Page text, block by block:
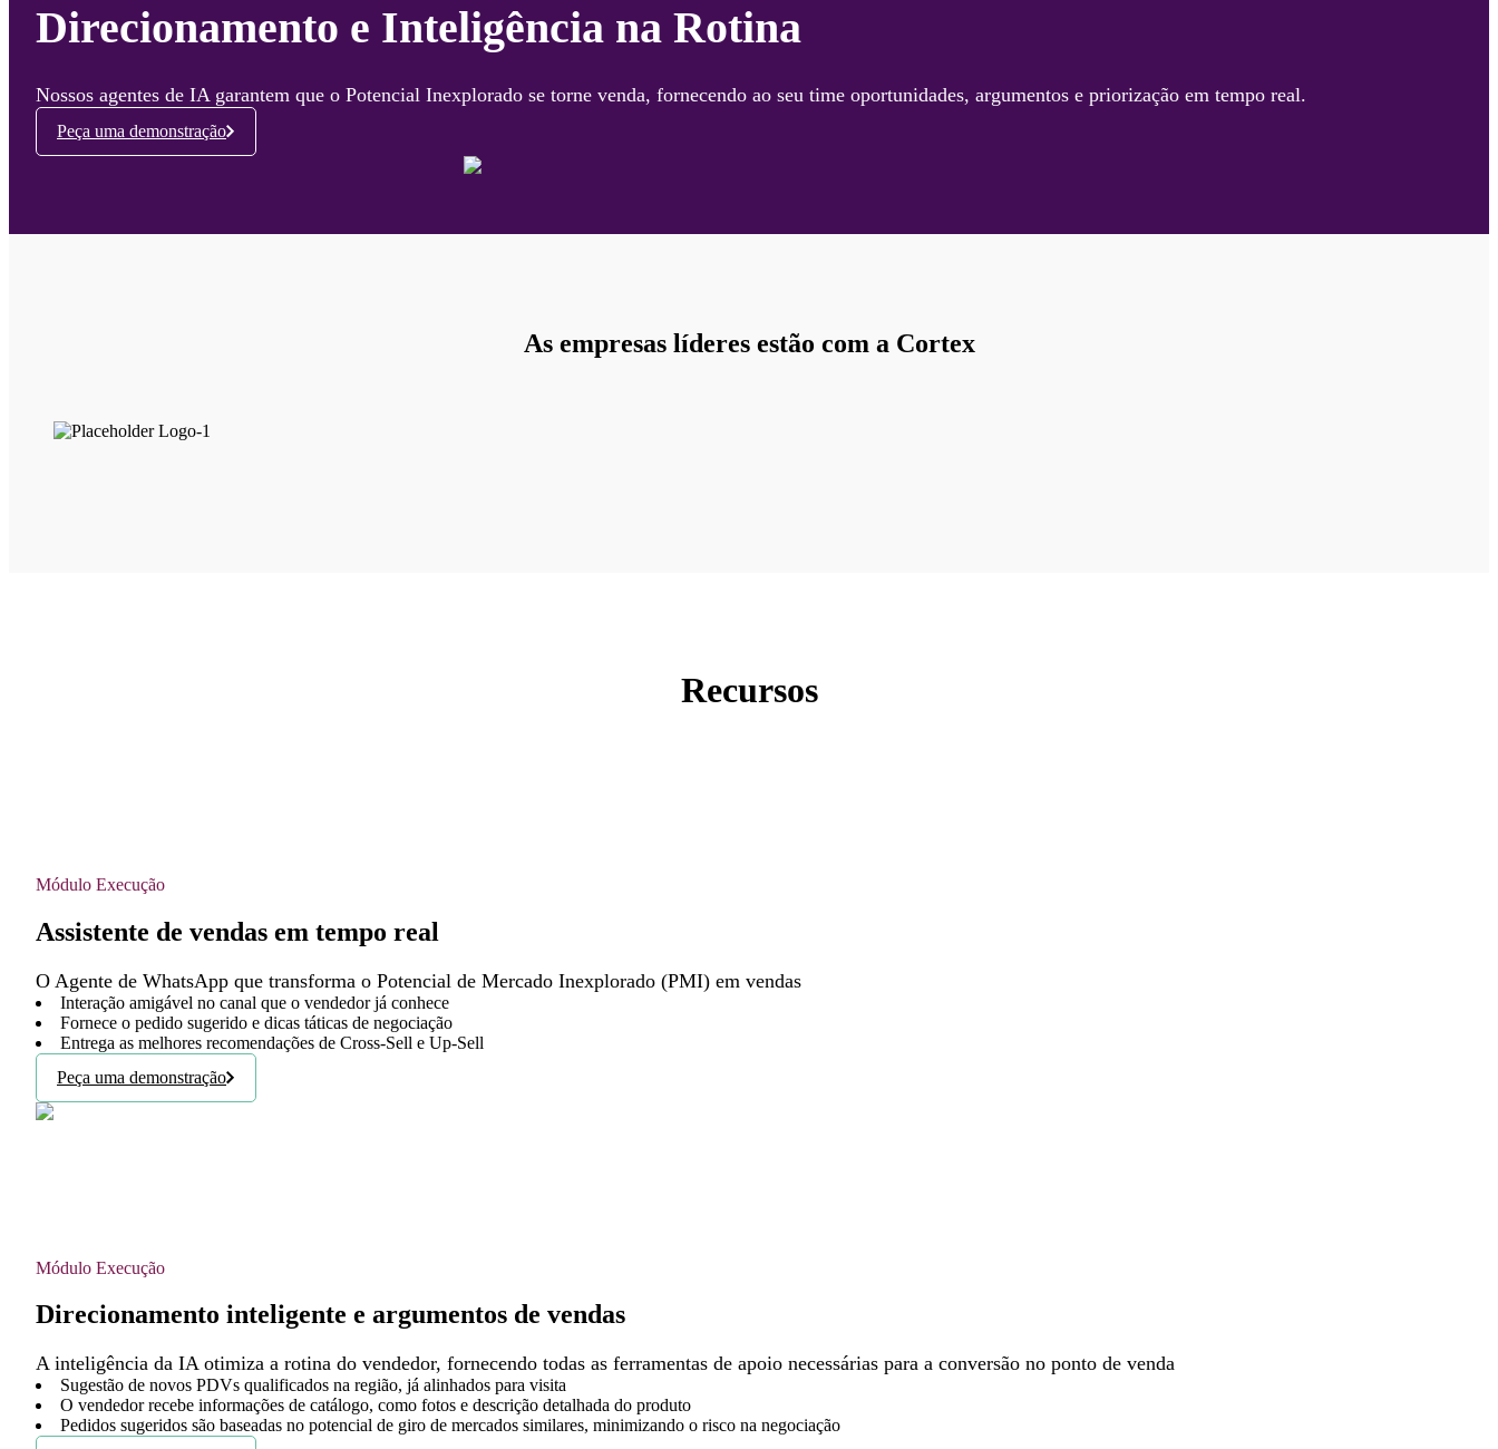
Direcionamento e Inteligência na Rotina
Nossos agentes de IA garantem que o Potencial Inexplorado se torne venda, fornecendo ao seu time oportunidades, argumentos e priorização em tempo real.
Peça uma demonstração
As empresas líderes estão com a Cortex
Recursos
Módulo Execução
Assistente de vendas em tempo real
O Agente de WhatsApp que transforma o Potencial de Mercado Inexplorado (PMI) em vendas
Interação amigável no canal que o vendedor já conhece
Fornece o pedido sugerido e dicas táticas de negociação
Entrega as melhores recomendações de Cross-Sell e Up-Sell
Peça uma demonstração
Módulo Execução
Direcionamento inteligente e argumentos de vendas
A inteligência da IA otimiza a rotina do vendedor, fornecendo todas as ferramentas de apoio necessárias para a conversão no ponto de venda
Sugestão de novos PDVs qualificados na região, já alinhados para visita
O vendedor recebe informações de catálogo, como fotos e descrição detalhada do produto
Pedidos sugeridos são baseadas no potencial de giro de mercados similares, minimizando o risco na negociação